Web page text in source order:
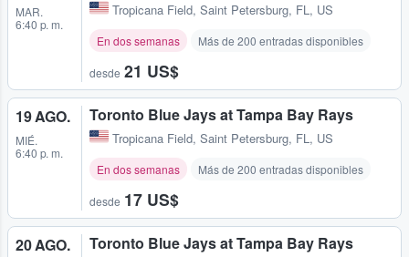
MAR.
6:40 p. m.
Tropicana Field, Saint Petersburg, FL, US
En dos semanas Más de 200 entradas disponibles
desde 21 US$
19 AGO.
MIÉ.
6:40 p. m.
Toronto Blue Jays at Tampa Bay Rays
Tropicana Field, Saint Petersburg, FL, US
En dos semanas Más de 200 entradas disponibles
desde 17 US$
20 AGO. Toronto Blue Jays at Tampa Bay Rays